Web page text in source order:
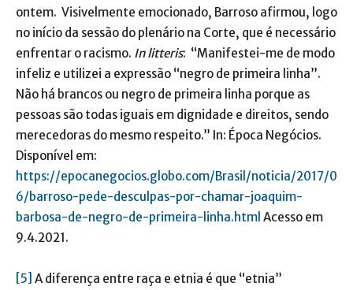
ontem. Visivelmente emocionado, Barroso afirmou, logo
no início da sessão do plenário na Corte, que é necessário
enfrentar o racismo. In litteris: “Manifestei-me de modo
infeliz e utilizei a expressão “negro de primeira linha”.
Não há brancos ou negro de primeira linha porque as
pessoas são todas iguais em dignidade e direitos, sendo
merecedoras do mesmo respeito.” In: Época Negócios.
Disponível em:
https://epocanegocios.globo.com/Brasil/noticia/2017/0
6/barroso-pede-desculpas-por-chamar-joaquim-
barbosa-de-negro-de-primeira-linha.html Acesso em
9.4.2021.
[5] A diferença entre raça e etnia é que “etnia”